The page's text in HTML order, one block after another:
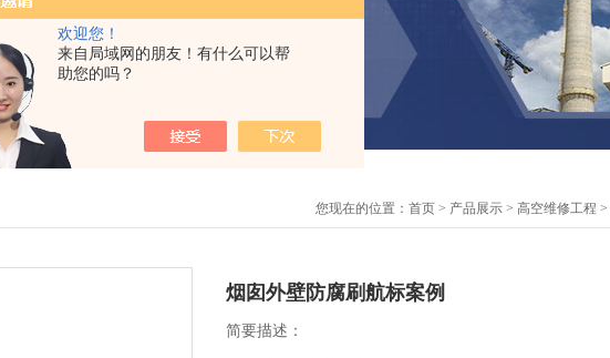
欢迎您！
来自局域网的朋友！有什么可以帮
助您的吗？
您现在的位置： 首页 > 产品展示 > 高空维修工程 >
烟囱外壁防腐刷航标案例
简要描述：